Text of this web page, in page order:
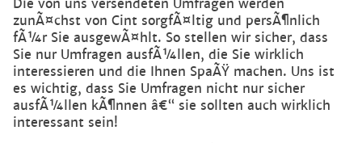
Die von uns versendeten Umfragen werden
zunÃ¤chst von Cint sorgfÃ¤ltig und persÃ¶nlich
fÃ¼r Sie ausgewÃ¤hlt. So stellen wir sicher, dass
Sie nur Umfragen ausfÃ¼llen, die Sie wirklich
interessieren und die Ihnen SpaÃŸ machen. Uns ist
es wichtig, dass Sie Umfragen nicht nur sicher
ausfÃ¼llen kÃ¶nnen â€“ sie sollten auch wirklich
interessant sein!